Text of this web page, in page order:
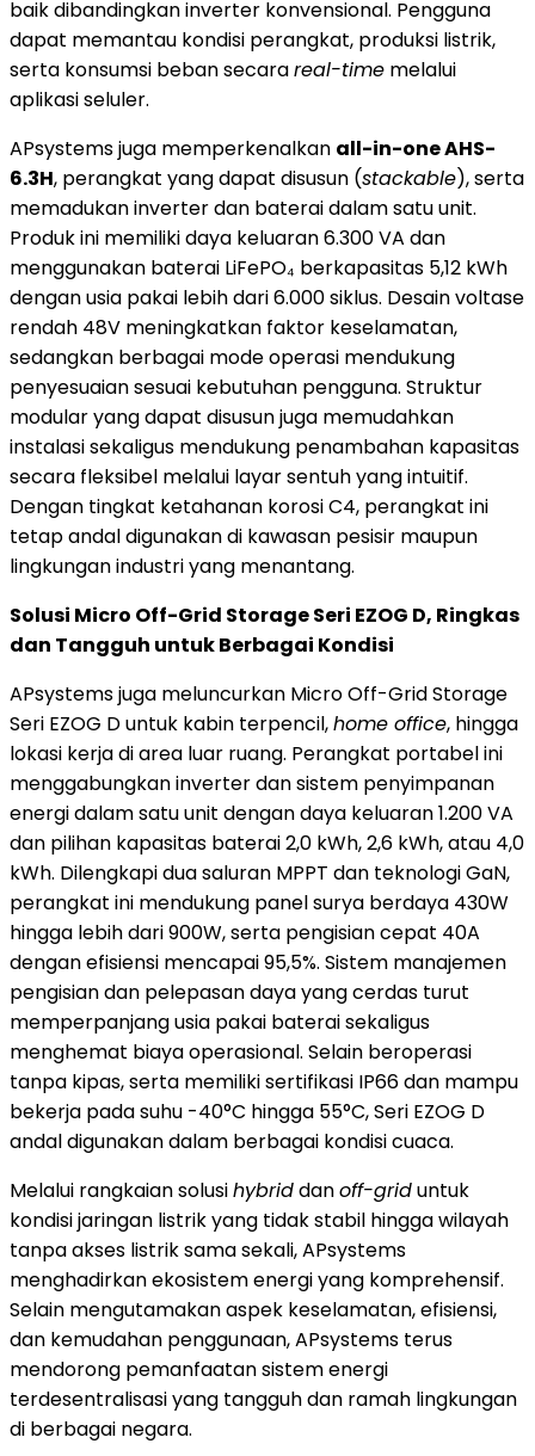
baik dibandingkan inverter konvensional. Pengguna
dapat memantau kondisi perangkat, produksi listrik,
serta konsumsi beban secarareal-time melalui
aplikasi seluler.
APsystems juga memperkenalkan all-in-one AHS-
6.3H, perangkat yang dapat disusun (stackable), serta
memadukan inverter dan baterai dalam satu unit.
Produk ini memiliki daya keluaran 6.300 VA dan
menggunakan baterai LiFePO₄ berkapasitas 5,12 kWh
dengan usia pakai lebih dari 6.000 siklus. Desain voltase
rendah 48V meningkatkan faktor keselamatan,
sedangkan berbagai mode operasi mendukung
penyesuaian sesuai kebutuhan pengguna. Struktur
modular yang dapat disusun juga memudahkan
instalasi sekaligus mendukung penambahan kapasitas
secara fleksibel melalui layar sentuh yang intuitif.
Dengan tingkat ketahanan korosi C4, perangkat ini
tetap andal digunakan di kawasan pesisir maupun
lingkungan industri yang menantang.
Solusi Micro Off-Grid Storage Seri EZOG D, Ringkas
dan Tangguh untuk Berbagai Kondisi
APsystems juga meluncurkan Micro Off-Grid Storage
Seri EZOG D untuk kabin terpencil,home office, hingga
lokasi kerja di area luar ruang. Perangkat portabel ini
menggabungkan inverter dan sistem penyimpanan
energi dalam satu unit dengan daya keluaran 1.200 VA
dan pilihan kapasitas baterai 2,0 kWh, 2,6 kWh, atau 4,0
kWh. Dilengkapi dua saluran MPPT dan teknologi GaN,
perangkat ini mendukung panel surya berdaya 430W
hingga lebih dari 900W, serta pengisian cepat 40A
dengan efisiensi mencapai 95,5%. Sistem manajemen
pengisian dan pelepasan daya yang cerdas turut
memperpanjang usia pakai baterai sekaligus
menghemat biaya operasional. Selain beroperasi
tanpa kipas, serta memiliki sertifikasi IP66 dan mampu
bekerja pada suhu -40°C hingga 55°C, Seri EZOG D
andal digunakan dalam berbagai kondisi cuaca.
Melalui rangkaian solusihybriddanoff-griduntuk
kondisi jaringan listrik yang tidak stabil hingga wilayah
tanpa akses listrik sama sekali, APsystems
menghadirkan ekosistem energi yang komprehensif.
Selain mengutamakan aspek keselamatan, efisiensi,
dan kemudahan penggunaan, APsystems terus
mendorong pemanfaatan sistem energi
terdesentralisasi yang tangguh dan ramah lingkungan
di berbagai negara.